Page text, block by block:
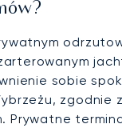
sobie
zgodnie z
Prywatne